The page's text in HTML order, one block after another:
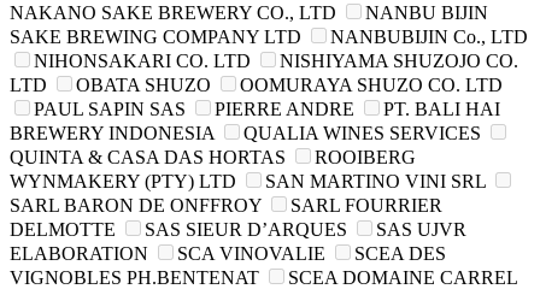
NAKANO SAKE BREWERY CO., LTD
NANBU BIJIN
SAKE BREWING COMPANY LTD
NANBUBIJIN Co., LTD
NIHONSAKARI CO. LTD
NISHIYAMA SHUZOJO CO.
LTD
OBATA SHUZO
OOMURAYA SHUZO CO. LTD
PAUL SAPIN SAS
PIERRE ANDRE
PT. BALI HAI
BREWERY INDONESIA
QUALIA WINES SERVICES
QUINTA & CASA DAS HORTAS
ROOIBERG
WYNMAKERY (PTY) LTD
SAN MARTINO VINI SRL
SARL BARON DE ONFFROY
SARL FOURRIER
DELMOTTE
SAS SIEUR D’ARQUES
SAS UJVR
ELABORATION
SCA VINOVALIE
SCEA DES
VIGNOBLES PH.BENTENAT
SCEA DOMAINE CARREL